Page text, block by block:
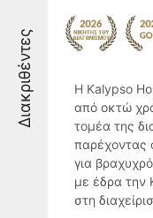
Διακριθέντες
Η Kalypso
από οκτώ
τομέα της
παρέχοντας
για
με έδρα την
στη